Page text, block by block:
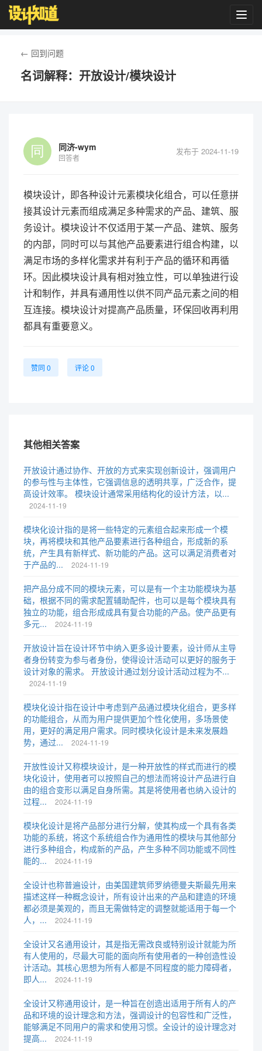
← 回到问题
名词解释：开放设计/模块设计
同济-wym
回答者
发布于 2024-11-19
模块设计，即各种设计元素模块化组合，可以任意拼
接其设计元素而组成满足多种需求的产品、建筑、服
务设计。模块设计不仅适用于某一产品、建筑、服务
的内部，同时可以与其他产品要素进行组合构建，以
满足市场的多样化需求并有利于产品的循环和再循
环。因此模块设计具有相对独立性，可以单独进行设
计和制作，并具有通用性以供不同产品元素之间的相
互连接。模块设计对提高产品质量，环保回收再利用
都具有重要意义。
赞同 0 评论 0
其他相关答案
开放设计通过协作、开放的方式来实现创新设计，强调用户
的参与性与主体性，它强调信息的透明共享，广泛合作，提
高设计效率。 模块设计通常采用结构化的设计方法，以...
2024-11-19
模块化设计指的是将一些特定的元素组合起来形成一个模
块，再将模块和其他产品要素进行各种组合，形成新的系
统，产生具有新样式、新功能的产品。这可以满足消费者对
于产品的...
2024-11-19
把产品分成不同的模块元素，可以是有一个主功能模块为基
础，根据不同的需求配置辅助配件，也可以是每个模块具有
独立的功能，组合形成成具有复合功能的产品。使产品更有
多元...
2024-11-19
开放设计旨在设计环节中纳入更多设计要素，设计师从主导
者身份转变为参与者身份，使得设计活动可以更好的服务于
设计对象的需求。 开放设计通过划分设计活动过程为不...
2024-11-19
模块化设计指在设计中考虑到产品通过模块化组合，更多样
的功能组合，从而为用户提供更加个性化使用，多场景使
用，更好的满足用户需求。同时模块化设计是未来发展趋
势，通过...
2024-11-19
开放性设计又称模块设计，是一种开放性的样式而进行的模
块化设计，使用者可以按照自己的想法而将设计产品进行自
由的组合变形以满足自身所需。其是将使用者也纳入设计的
过程...
2024-11-19
模块化设计是将产品部分进行分解，使其构成一个具有各类
功能的系统，将这个系统组合作为通用性的模块与其他部分
进行多种组合，构成新的产品，产生多种不同功能或不同性
能的...
2024-11-19
全设计也称普遍设计，由美国建筑师罗纳德曼夫斯最先用来
描述这样一种概念设计，所有设计出来的产品和建造的环境
都必须是美观的，而且无需做特定的调整就能适用于每一个
人，...
2024-11-19
全设计又名通用设计，其是指无需改良或特别设计就能为所
有人使用的，尽最大可能的面向所有使用者的一种创造性设
计活动。其核心思想为所有人都是不同程度的能力障碍者，
即人...
2024-11-19
全设计又称通用设计，是一种旨在创造出适用于所有人的产
品和环境的设计理念和方法，强调设计的包容性和广泛性，
能够满足不同用户的需求和使用习惯。全设计的设计理念对
提高...
2024-11-19